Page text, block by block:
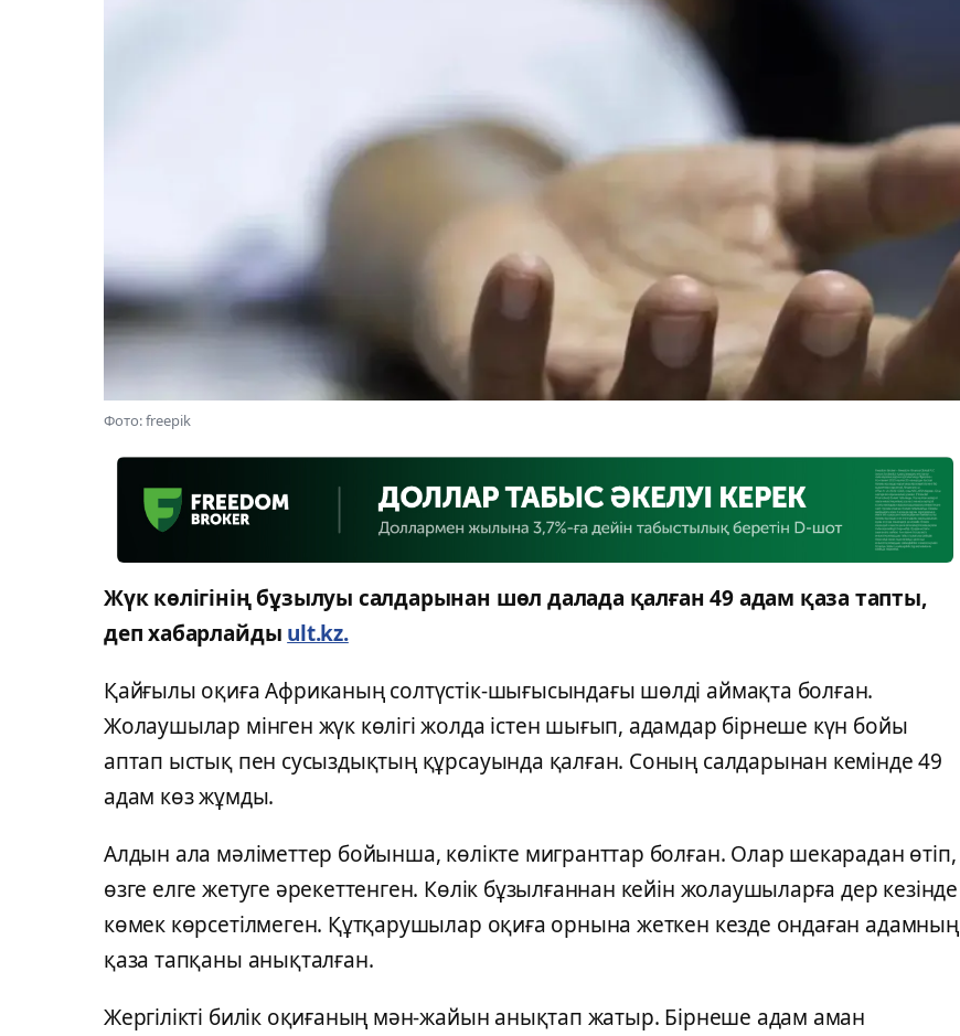
Фото: freepik
Жүк көлігінің бұзылуы салдарынан шөл далада қалған 49 адам қаза тапты,
деп хабарлайды ult.kz.
Қайғылы оқиға Африканың солтүстік-шығысындағы шөлді аймақта болған.
Жолаушылар мінген жүк көлігі жолда істен шығып, адамдар бірнеше күн бойы
аптап ыстық пен сусыздықтың құрсауында қалған. Соның салдарынан кемінде 49
адам көз жұмды.
Алдын ала мәліметтер бойынша, көлікте мигранттар болған. Олар шекарадан өтіп,
өзге елге жетуге әрекеттенген. Көлік бұзылғаннан кейін жолаушыларға дер кезінде
көмек көрсетілмеген. Құтқарушылар оқиға орнына жеткен кезде ондаған адамның
қаза тапқаны анықталған.
Жергілікті билік оқиғаның мән-жайын анықтап жатыр. Бірнеше адам аман